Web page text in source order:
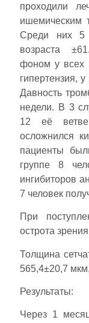
проходили
ишемическим
Среди них 5
возраста
фоном у всех
гипертензия,
Давность
недели. В 3
12 её
осложнился
пациенты
группе 8
ингибиторов
7 человек
При
острота
Толщина
565,4±20,7
Результаты:
Через 1